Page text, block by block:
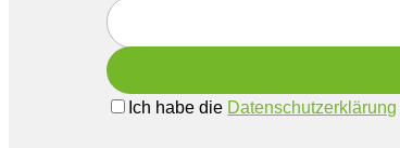
Ich habe die Datenschutzerklärung